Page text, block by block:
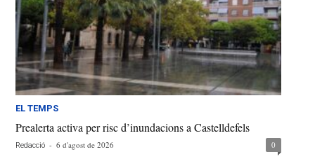
EL TEMPS
Prealerta activa per risc d’inundacions a Castelldefels
Redacció - 6 d'agost de 2026 0